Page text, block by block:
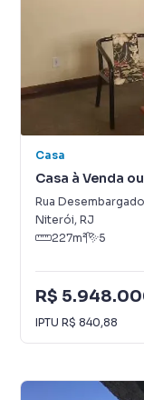
Casa
Casa à Venda
Rua
Niterói, RJ
227m² 5
R$
IPTU R$ 840,88